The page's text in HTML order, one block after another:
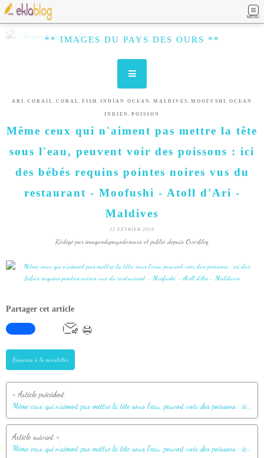
MENU
** IMAGES DU PAYS DES OURS **
ARI , CORAIL , CORAL , FISH , INDIAN OCEAN , MALDIVES , MOOFUSHI , OCEAN
INDIEN , POISSON
Même ceux qui n'aiment pas mettre la tête
sous l'eau, peuvent voir des poissons : ici
des bébés requins pointes noires vus du
restaurant - Moofushi - Atoll d'Ari -
Maldives
22 FÉVRIER 2019
Rédigé par imagesdupaysdesours et publié depuis Overblog
Partager cet article
S'inscrire à la newsletter
Même ceux qui n'aiment pas mettre la tête sous l'eau, peuvent voir des poissons : ici des bébés requins pointes noires vus du restaurant - Moofushi - Atoll d'Ari - Maldives
Même ceux qui n'aiment pas mettre la tête sous l'eau, peuvent voir des poissons : ici des bébés requins pointes noires vus du restaurant - Moofushi - Atoll d'Ari - Maldives